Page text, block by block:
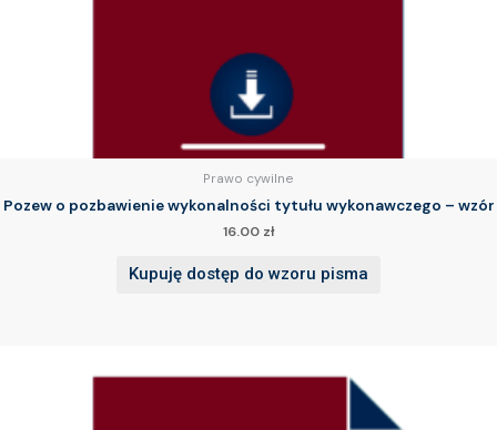
Prawo cywilne
Pozew o pozbawienie wykonalności tytułu wykonawczego – wzór
16.00 zł
Kupuję dostęp do wzoru pisma